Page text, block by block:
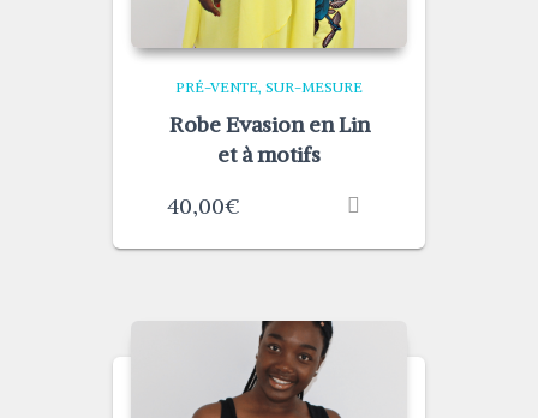
PRÉ-VENTE SUR-MESURE
Robe Evasion en Lin
et à motifs
40,00€